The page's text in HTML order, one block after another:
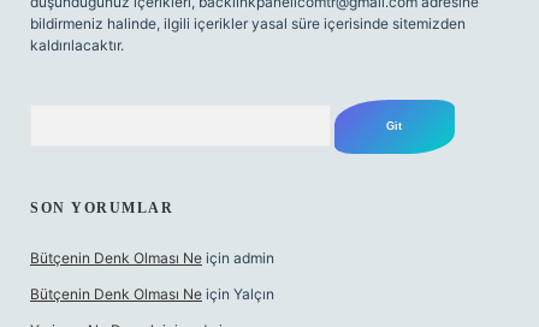
bildirmeniz halinde, ilgili içerikler yasal süre içerisinde sitemizden
kaldırılacaktır.
SON YORUMLAR
Bütçenin Denk Olması Ne için admin
Bütçenin Denk Olması Ne için Yalçın